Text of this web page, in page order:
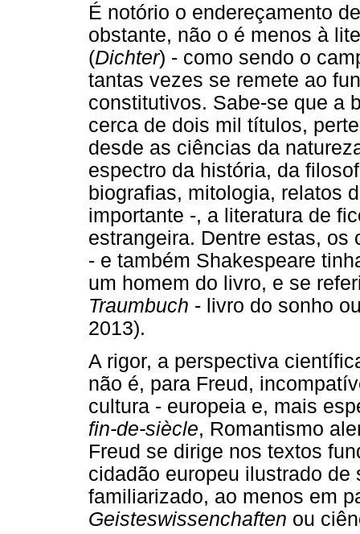
É notório o endereçamento
obstante, não o é menos à
(Dichter) - como sendo o
tantas vezes se remete ao
constitutivos. Sabe-se que a
cerca de dois mil títulos,
desde as ciências da
espectro da história, da
biografias, mitologia, relatos
importante -, a literatura de
estrangeira. Dentre estas,
- e também Shakespeare
um homem do livro, e se
Traumbuch - livro do sonho
2013).
A rigor, a perspectiva
não é, para Freud,
cultura - europeia e, mais
fin-de-siècle, Romantismo
Freud se dirige nos textos
cidadão europeu ilustrado
familiarizado, ao menos em
Geisteswissenchaften ou